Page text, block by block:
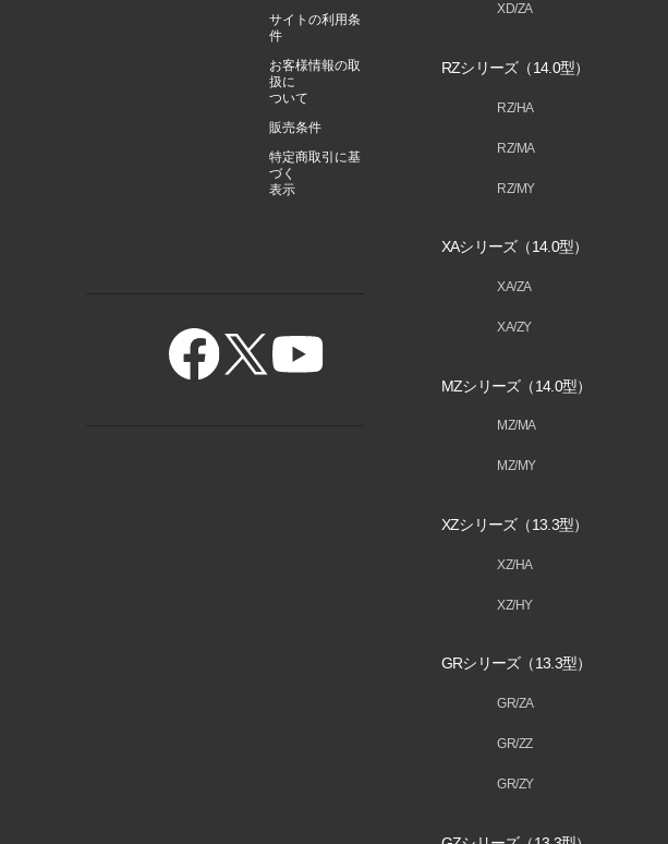
サイトの利用条
件
お客様情報の取
扱に
ついて
販売条件
特定商取引に基
づく
表示
XD/ZA
RZシリーズ（14.0型）
RZ/HA
RZ/MA
RZ/MY
XAシリーズ（14.0型）
XA/ZA
XA/ZY
MZシリーズ（14.0型）
MZ/MA
MZ/MY
XZシリーズ（13.3型）
XZ/HA
XZ/HY
GRシリーズ（13.3型）
GR/ZA
GR/ZZ
GR/ZY